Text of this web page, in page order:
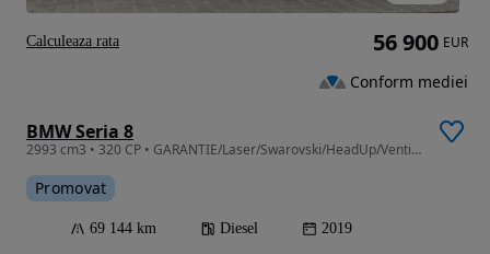
BMW Seria 8
2993 cm3 • 320 CP • GARANTIE/Laser/Swarovski/HeadUp/Ventilatie/SoftClose/Distronic/20"
Promovat
69 144 km Diesel 2019
56 900 EUR
Conform mediei
Calculeaza rata